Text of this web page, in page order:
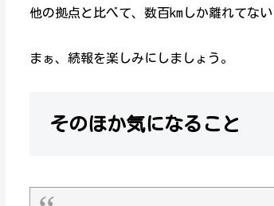
他の拠点と比べて、数百kmしか離れてない
まぁ、続報を楽しみにしましょう。
そのほか気になること